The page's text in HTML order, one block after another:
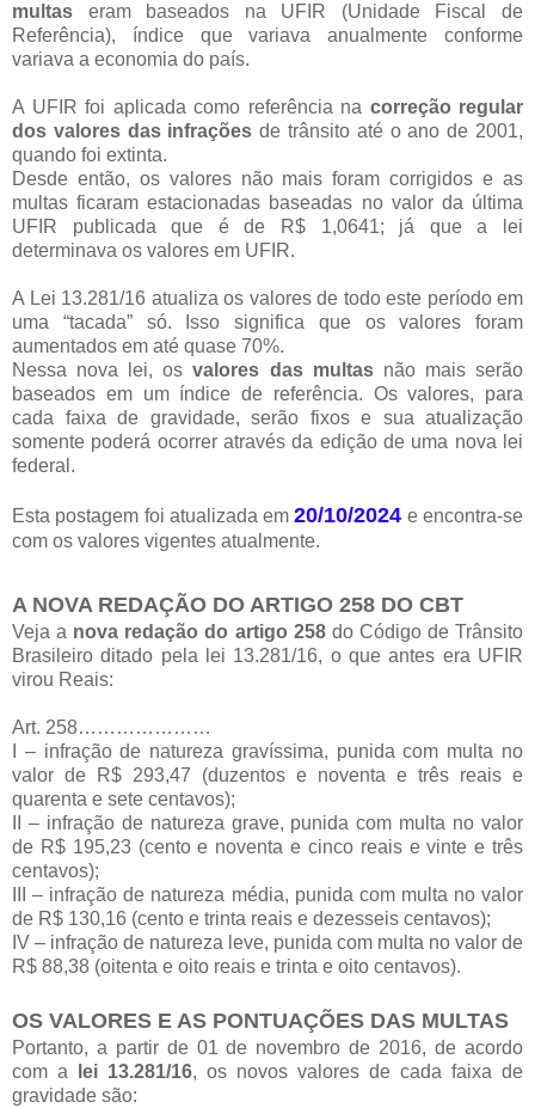
multas eram baseados na UFIR (Unidade Fiscal de
Referência), índice que variava anualmente conforme
variava a economia do país.
A UFIR foi aplicada como referência na correção regular
dos valores das infrações de trânsito até o ano de 2001,
quando foi extinta.
Desde então, os valores não mais foram corrigidos e as
multas ficaram estacionadas baseadas no valor da última
UFIR publicada que é de R$ 1,0641; já que a lei
determinava os valores em UFIR.
A Lei 13.281/16 atualiza os valores de todo este período em
uma “tacada” só. Isso significa que os valores foram
aumentados em até quase 70%.
Nessa nova lei, osvalores das multasnão mais serão
baseados em um índice de referência. Os valores, para
cada faixa de gravidade, serão fixos e sua atualização
somente poderá ocorrer através da edição de uma nova lei
federal.
Esta postagem foi atualizada em20/10/2024 e encontra-se
com os valores vigentes atualmente.
A NOVA REDAÇÃO DO ARTIGO 258 DO CBT
Veja a nova redação do artigo 258do Código de Trânsito
Brasileiro ditado pela lei 13.281/16, o que antes era UFIR
virou Reais:
Art. 258…………………
I – infração de natureza gravíssima, punida com multa no
valor de R$ 293,47 (duzentos e noventa e três reais e
quarenta e sete centavos);
II – infração de natureza grave, punida com multa no valor
de R$ 195,23 (cento e noventa e cinco reais e vinte e três
centavos);
III – infração de natureza média, punida com multa no valor
de R$ 130,16 (cento e trinta reais e dezesseis centavos);
IV – infração de natureza leve, punida com multa no valor de
R$ 88,38 (oitenta e oito reais e trinta e oito centavos).
OS VALORES E AS PONTUAÇÕES DAS MULTAS
Portanto, a partir de 01 de novembro de 2016, de acordo
com a
lei 13.281/16, os novos valores de cada faixa de
gravidade são: